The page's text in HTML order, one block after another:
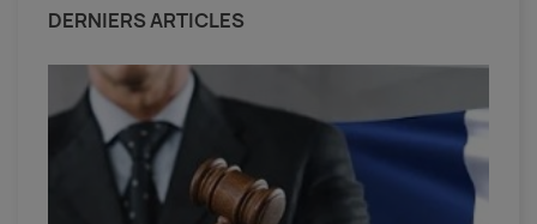
DERNIERS ARTICLES